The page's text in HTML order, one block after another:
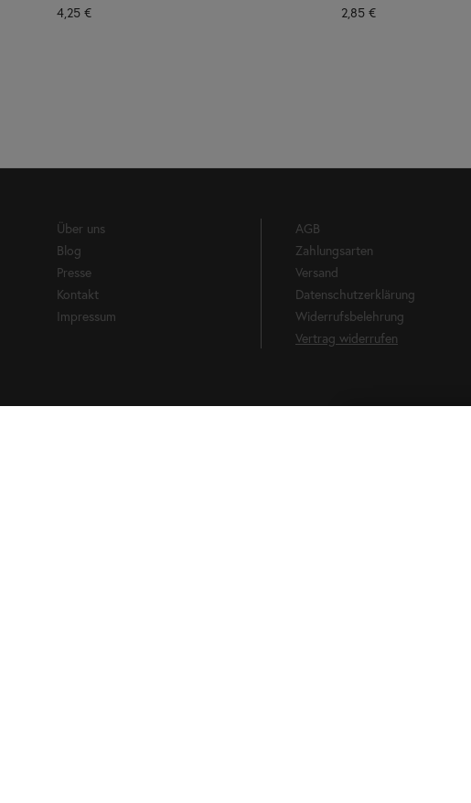
4,25 € 2,85 €
Über uns
Blog
Presse
Kontakt
Impressum
AGB
Zahlungsarten
Versand
Datenschutzerklärung
Widerrufsbelehrung
Vertrag widerrufen